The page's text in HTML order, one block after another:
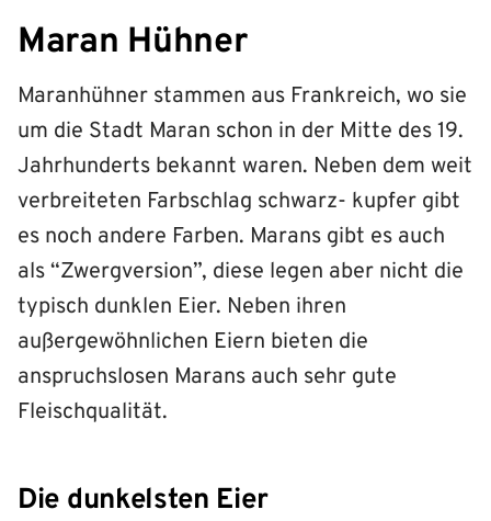
Maran Hühner
Maranhühner stammen aus Frankreich, wo sie
um die Stadt Maran schon in der Mitte des 19.
Jahrhunderts bekannt waren. Neben dem weit
verbreiteten Farbschlag schwarz- kupfer gibt
es noch andere Farben. Marans gibt es auch
als “Zwergversion”, diese legen aber nicht die
typisch dunklen Eier. Neben ihren
außergewöhnlichen Eiern bieten die
anspruchslosen Marans auch sehr gute
Fleischqualität.
Die dunkelsten Eier